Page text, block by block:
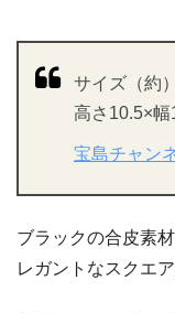
サイズ（約）
高さ10.5×
宝島チャン
ブラックの合皮素
レガントなスクエア